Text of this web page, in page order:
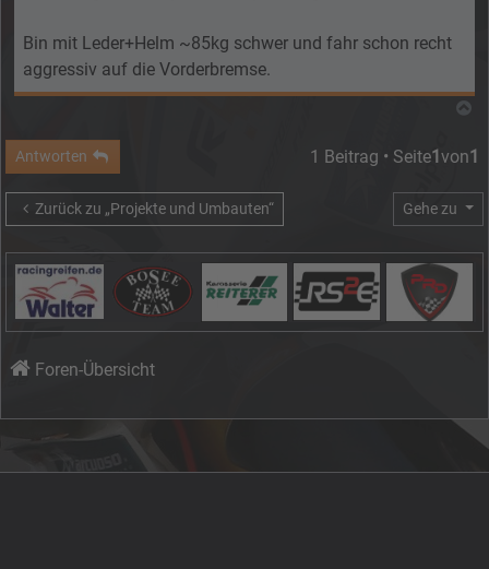
Bin mit Leder+Helm ~85kg schwer und fahr schon recht
aggressiv auf die Vorderbremse.
Antworten 1 Beitrag • Seite1von1
Zurück zu „Projekte und Umbauten“ Gehe zu
Foren-Übersicht